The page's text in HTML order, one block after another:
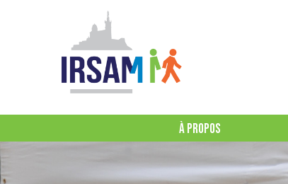
À PROPOS